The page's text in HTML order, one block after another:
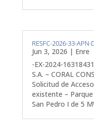
RESFC-2026-33-APN-
Jun 3, 2026 | Enre
-EX-2024-
S.A. – CORAL
Solicitud de
existente –
San Pedro I de 5